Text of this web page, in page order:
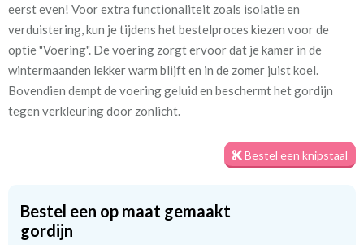
Meestal eerder, maar houd
rekening met
circa 1-2 weken
Materiaal: 100% katoen
knipstaal bestellen om de textuur en kleur van de stof te
beoordelen voordat je een op maat gemaakt gordijn bestelt. De
eerst even! Voor extra functionaliteit zoals isolatie en
verduistering, kun je tijdens het bestelproces kiezen voor de
optie "Voering". De voering zorgt ervoor dat je kamer in de
wintermaanden lekker warm blijft en in de zomer juist koel.
Bovendien dempt de voering geluid en beschermt het gordijn
tegen verkleuring door zonlicht.
Bestel een knipstaal
Bestel een op maat gemaakt
gordijn